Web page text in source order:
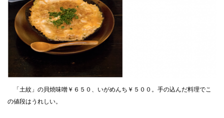
「土紋」の貝焼味噌￥６５０、いがめんち￥５００。手の込んだ料理でこ
の値段はうれしい。